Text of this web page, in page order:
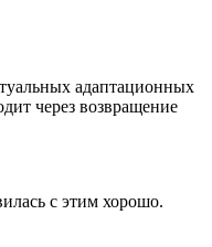
адаптационных
через возвращение
с этим хорошо.